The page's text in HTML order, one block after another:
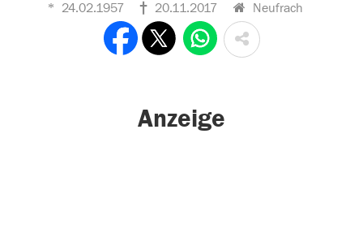
24.02.1957 20.11.2017 Neufrach
Anzeige